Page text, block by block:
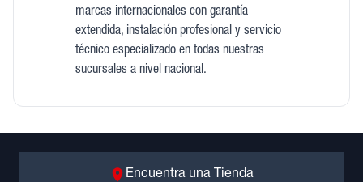
marcas internacionales con garantía
extendida, instalación profesional y servicio
técnico especializado en todas nuestras
sucursales a nivel nacional.
Encuentra una Tienda